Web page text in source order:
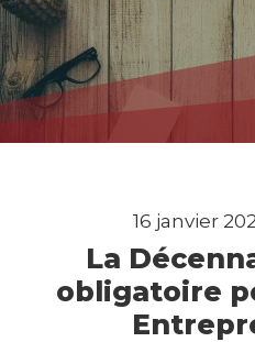
16 janvier
La
obligatoire